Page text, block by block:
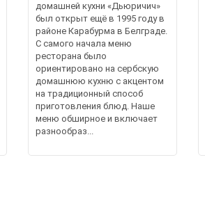
домашней кухни «Дьюричич»
был открыт ещё в 1995 году в
районе Карабурма в Белграде.
С самого начала меню
ресторана было
ориентировано на сербскую
домашнюю кухню с акцентом
на традиционный способ
приготовления блюд. Наше
меню обширное и включает
разнообраз...